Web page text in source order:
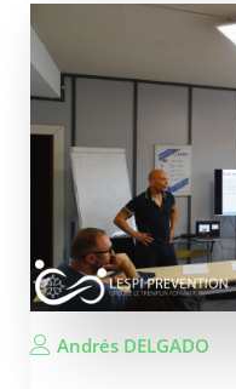
Andrés DELGADO